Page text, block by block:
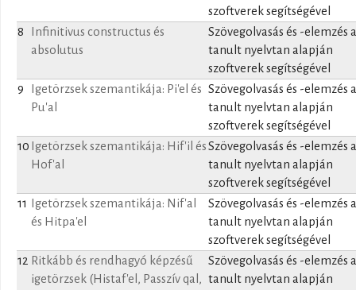
szoftverek segítségével
8
Infinitivus constructus és
absolutus
Szövegolvasás és -elemzés a
tanult nyelvtan alapján
szoftverek segítségével
9
Igetörzsek szemantikája: Pi'el és
Pu'al
Szövegolvasás és -elemzés a
tanult nyelvtan alapján
szoftverek segítségével
10 Igetörzsek szemantikája: Hif'il és
Hof'al
Szövegolvasás és -elemzés a
tanult nyelvtan alapján
szoftverek segítségével
11
Igetörzsek szemantikája: Nif'al
és Hitpa'el
Szövegolvasás és -elemzés a
tanult nyelvtan alapján
szoftverek segítségével
12 Ritkább és rendhagyó képzésű
igetörzsek (Histaf'el, Passzív qal,
Szövegolvasás és -elemzés a
tanult nyelvtan alapján